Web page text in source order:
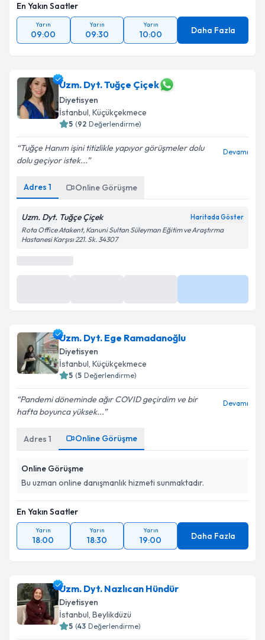
En Yakın Saatler
Yarın
09:00
Yarın
09:30
Yarın
10:00 Daha Fazla
Uzm. Dyt. Tuğçe Çiçek
Diyetisyen
İstanbul, Küçükçekmece
5 (92 Değerlendirme)
Tuğçe Hanım işini titizlikle yapıyor görüşmeler dolu
dolu geçiyor istek...
Devamı
Adres 1 Online Görüşme
Uzm. Dyt. Tuğçe Çiçek Haritada Göster
Rota Office Atakent, Kanuni Sultan Süleyman Eğitim ve Araştırma
Hastanesi Karşısı 221. Sk. 34307
Uzm. Dyt. Ege Ramadanoğlu
Diyetisyen
İstanbul, Küçükçekmece
5 (5 Değerlendirme)
Pandemi döneminde ağır COVID geçirdim ve bir
hafta boyunca yüksek...
Devamı
Adres 1 Online Görüşme
Online Görüşme
Bu uzman online danışmanlık hizmeti sunmaktadır.
En Yakın Saatler
Yarın
18:00
Yarın
18:30
Yarın
19:00 Daha Fazla
Uzm. Dyt. Nazlıcan Hündür
Diyetisyen
İstanbul, Beylikdüzü
5 (43 Değerlendirme)